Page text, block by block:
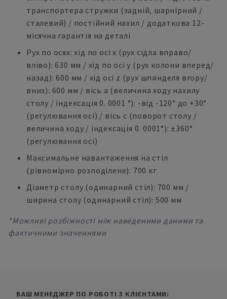
транспортера стружки (задній, шарнірний /
сталевий) / постійний нахил / додаткова 12-
місячна гарантія на деталі
Рух по осях: хід по осі x (рух сідла вправо/
вліво): 630 мм / хід по осі y (рух колони вперед/
назад): 600 мм / хід осі z (рух шпинделя вгору/
вниз): 600 мм / вісь a (величина ходу нахилу
столу / індексація 0. 0001 °): -від -120° до +30°
(регулювання осі) / вісь c (поворот столу /
величина ходу / індексація 0. 0001°): ±360°
(регулювання осі)
Максимальне навантаження на стіл
(рівномірно розподілене): 700 кг
Діаметр столу (одинарний стіл): 700 мм /
ширина столу (одинарний стіл): 500 мм
*Можливі розбіжності між наведеними даними та
фактичними значеннями
ВАШ МЕНЕДЖЕР ПО РОБОТІ З КЛІЄНТАМИ: